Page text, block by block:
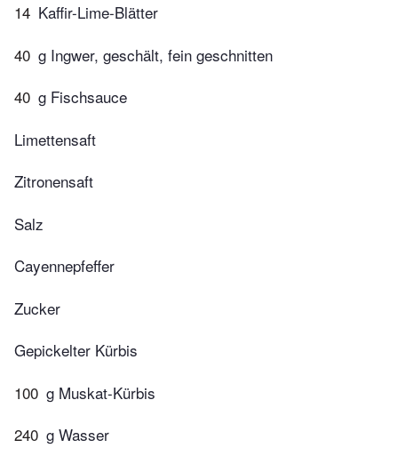
14 Kaffir-Lime-Blätter
40 g Ingwer, geschält, fein geschnitten
40 g Fischsauce
Limettensaft
Zitronensaft
Salz
Cayennepfeffer
Zucker
Gepickelter Kürbis
100 g Muskat-Kürbis
240 g Wasser